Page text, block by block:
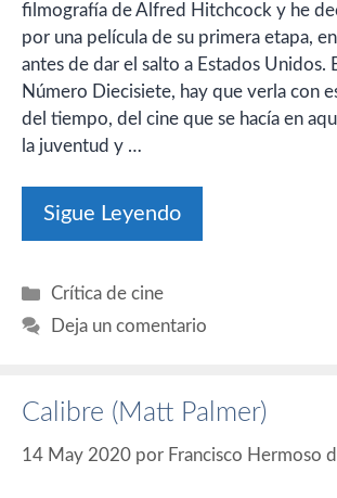
filmografía de Alfred Hitchcock y he
por una película de su primera etapa,
antes de dar el salto a Estados Unidos.
Número Diecisiete, hay que verla con
del tiempo, del cine que se hacía en
la juventud y …
Sigue Leyendo
Categorías
Crítica de cine
Deja un comentario
Calibre (Matt Palmer)
14 May 2020 por Francisco Hermoso